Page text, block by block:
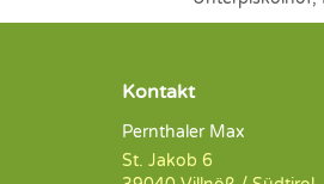
Kontakt
Pernthaler Max
St. Jakob 6